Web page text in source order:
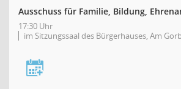
Ausschuss für Familie, Bildung,
17:30 Uhr
im Sitzungssaal des Bürgerhauses, Am